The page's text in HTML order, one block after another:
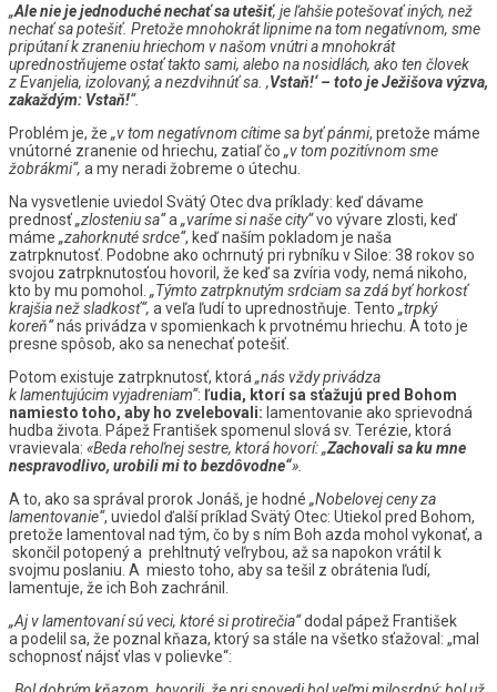
„Ale nie je jednoduché nechať sa utešiť, je ľahšie potešovať iných, než
nechať sa potešiť. Pretože mnohokrát lipnime na tom negatívnom, sme
pripútaní k zraneniu hriechom v našom vnútri a mnohokrát
uprednostňujeme ostať takto sami, alebo na nosidlách, ako ten človek
z Evanjelia, izolovaný, a nezdvihnúť sa. ,Vstaň!‘ – toto je Ježišova výzva,
zakaždým: Vstaň!“.
Problém je, že „v tom negatívnom cítime sa byť pánmi, pretože máme
vnútorné zranenie od hriechu, zatiaľ čo „v tom pozitívnom sme
žobrákmi“, a my neradi žobreme o útechu.
Na vysvetlenie uviedol Svätý Otec dva príklady: keď dávame
prednosť„zlosteniu sa“a „varíme si naše city“vo vývare zlosti, keď
máme „zahorknuté srdce“, keď naším pokladom je naša
zatrpknutosť. Podobne ako ochrnutý pri rybníku v Siloe: 38 rokov so
svojou zatrpknutosťou hovoril, že keď sa zvíria vody, nemá nikoho,
kto by mu pomohol. „Týmto zatrpknutým srdciam sa zdá byť horkosť
krajšia než sladkosť“, a veľa ľudí to uprednostňuje. Tento „trpký
koreň“nás privádza v spomienkach k prvotnému hriechu. A toto je
presne spôsob, ako sa nenechať potešiť.
Potom existuje zatrpknutosť, ktorá „nás vždy privádza
k lamentujúcim vyjadreniam“: ľudia, ktorí sa sťažujú pred Bohom
namiesto toho, aby ho zvelebovali: lamentovanie ako sprievodná
hudba života. Pápež František spomenul slová sv. Terézie, ktorá
vravievala: «Beda rehoľnej sestre, ktorá hovorí: „Zachovali sa ku mne
nespravodlivo, urobili mi to bezdôvodne“».
A to, ako sa správal prorok Jonáš, je hodné „Nobelovej ceny za
lamentovanie“, uviedol ďalší príklad Svätý Otec: Utiekol pred Bohom,
pretože lamentoval nad tým, čo by s ním Boh azda mohol vykonať, a
skončil potopený a prehltnutý veľrybou, až sa napokon vrátil k
svojmu poslaniu. A miesto toho, aby sa tešil z obrátenia ľudí,
lamentuje, že ich Boh zachránil.
„Aj v lamentovaní sú veci, ktoré si protirečia“dodal pápež František
a podelil sa, že poznal kňaza, ktorý sa stále na všetko sťažoval: „mal
schopnosť nájsť vlas v polievke“: